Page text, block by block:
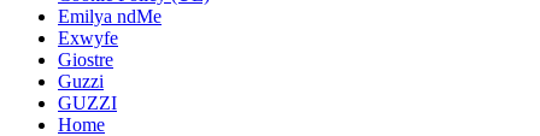
Emilya ndMe
Exwyfe
Giostre
Guzzi
GUZZI
Home